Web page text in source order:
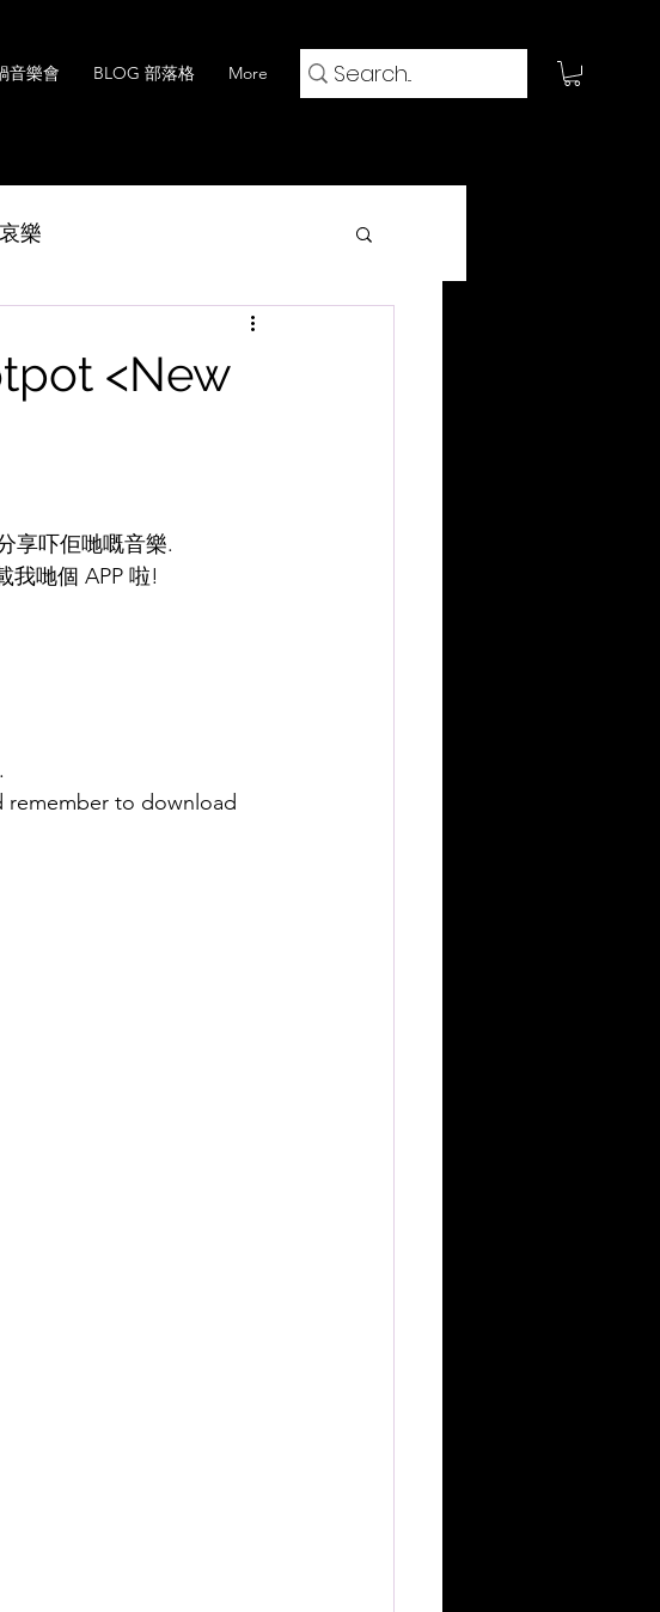
音樂會 BLOG 部落格 More
樂
<New
享吓佢哋嘅音樂.
我哋個 APP 啦!
remember to download